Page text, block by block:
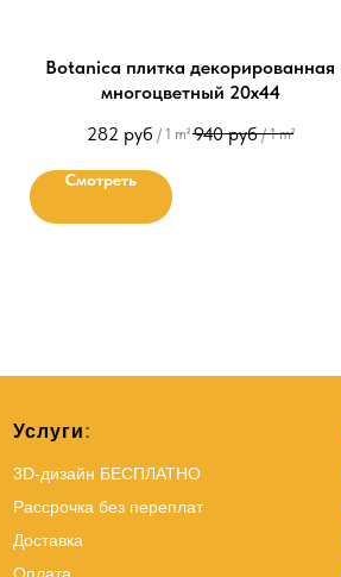
Botanica плитка декорированная
многоцветный 20x44
282 руб / 1 m² 940 руб / 1 m²
Смотреть
Услуги:
3D-дизайн БЕСПЛАТНО
Рассрочка без переплат
Доставка